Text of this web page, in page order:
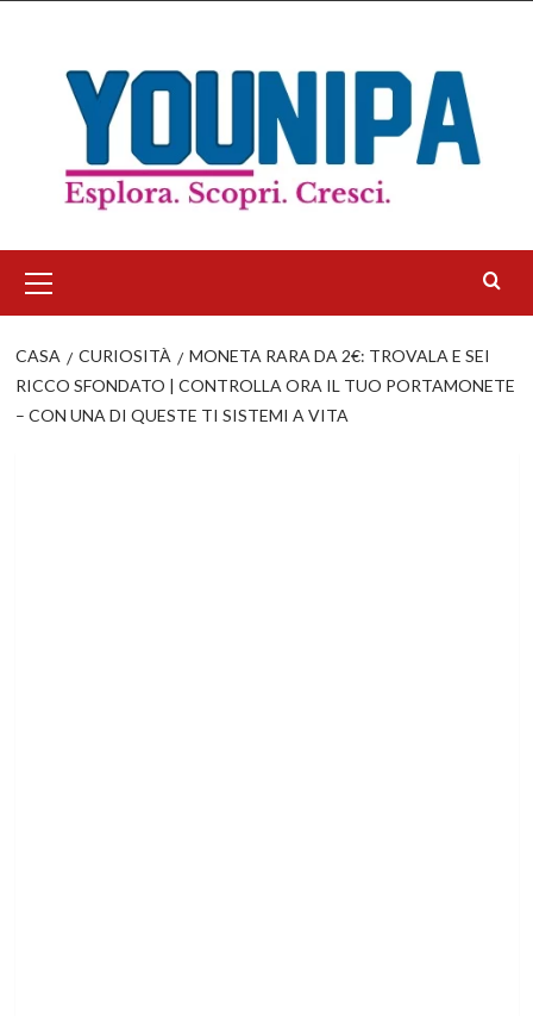
contenuto
principale
CASA CURIOSITÀ
MONETA RARA DA 2€: TROVALA E SEI
RICCO SFONDATO | CONTROLLA ORA IL TUO PORTAMONETE
– CON UNA DI QUESTE TI SISTEMI A VITA